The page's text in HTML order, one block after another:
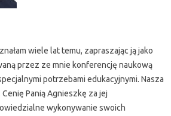
wiele lat temu, zapraszając ją jako
przez ze mnie konferencję naukową
potrzebami edukacyjnymi. Nasza
Panią Agnieszkę za jej
wykonywanie swoich